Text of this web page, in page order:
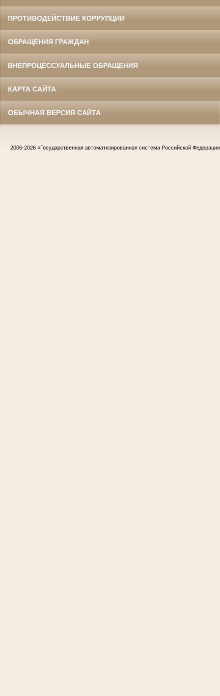
ПРОТИВОДЕЙСТВИЕ КОРРУПЦИИ
ОБРАЩЕНИЯ ГРАЖДАН
ВНЕПРОЦЕССУАЛЬНЫЕ ОБРАЩЕНИЯ
КАРТА САЙТА
ОБЫЧНАЯ ВЕРСИЯ САЙТА
2006-2026 «Государственная автоматизированная система Российской